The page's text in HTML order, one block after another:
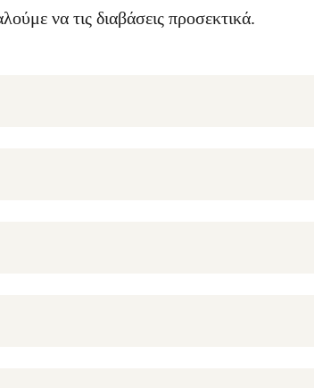
να τις διαβάσεις προσεκτικά.